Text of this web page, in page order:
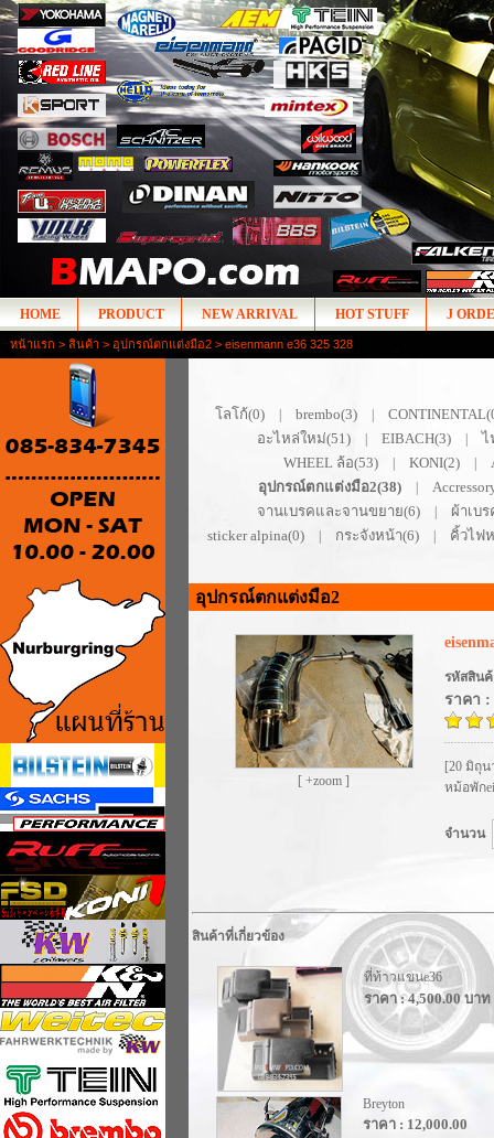
HOME PRODUCT NEW ARRIVAL HOT STUFF J
หน้าแรก > สินค้า > อุปกรณ์ตกแต่งมือ2 > eisenmann e36 325 328
โลโก้(0) brembo(3)
อะไหล่ใหม่(51)
EIBACH(3)
ไ
WHEEL ล้อ(53)
KONI(2)
อุปกรณ์ตกแต่งมือ2(38)
จานเบรคและจานขยาย(6)
ผ้าเบร
sticker alpina(0)
กระจังหน้า(6) คิ้วไฟ
อุปกรณ์ตกแต่งมือ2
[ +zoom ]
รหัสสินค้
ราคา :
[20 มิถุน
หม้อพัก
จำนวน
สินค้าที่เกี่ยวข้อง
ที่ท้าวแขนe36
ราคา : 4,500.00 บาท
Breyton
ราคา : 12,000.00